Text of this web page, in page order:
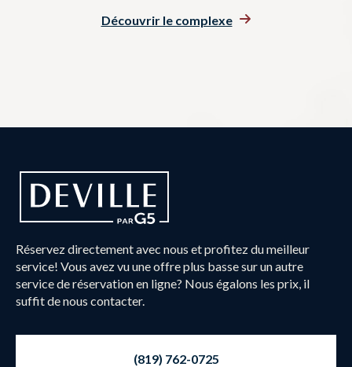
Découvrir le complexe
Réservez directement avec nous et profitez du meilleur
service! Vous avez vu une offre plus basse sur un autre
service de réservation en ligne? Nous égalons les prix, il
suffit de nous contacter.
(819) 762-0725